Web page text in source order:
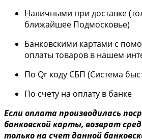
Наличными при доставке
ближайшее Подмосковье)
Банковскими картами с
оплаты товаров в нашем
По Qr коду СБП (Система
По счету на оплату в банке
Если оплата производилась
банковской карты, возврат
только на счет данной